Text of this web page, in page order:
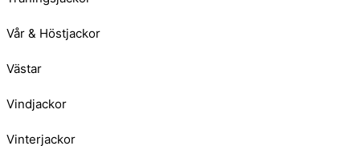
Vår & Höstjackor
Västar
Vindjackor
Vinterjackor